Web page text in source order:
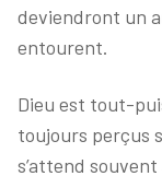
deviendront un
entourent.
Dieu est tout-
toujours perçus
s’attend